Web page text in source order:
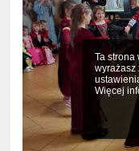
Ta strona
wyrażasz
Więcej